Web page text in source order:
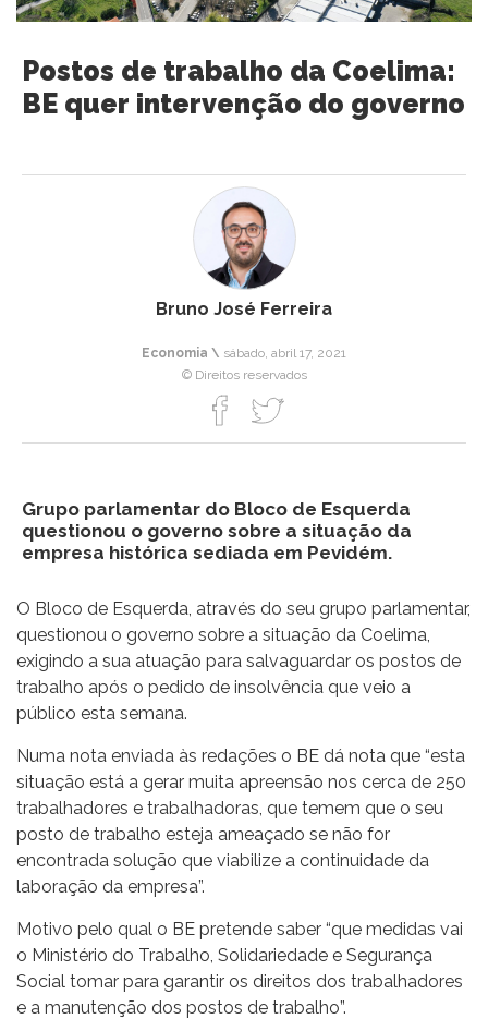
Postos de trabalho da Coelima:
BE quer intervenção do governo
Bruno José Ferreira
Economia \ sábado, abril 17, 2021
© Direitos reservados
Grupo parlamentar do Bloco de Esquerda
questionou o governo sobre a situação da
empresa histórica sediada em Pevidém.
O Bloco de Esquerda, através do seu grupo parlamentar,
questionou o governo sobre a situação da Coelima,
exigindo a sua atuação para salvaguardar os postos de
trabalho após o pedido de insolvência que veio a
público esta semana.
Numa nota enviada às redações o BE dá nota que “esta
situação está a gerar muita apreensão nos cerca de 250
trabalhadores e trabalhadoras, que temem que o seu
posto de trabalho esteja ameaçado se não for
encontrada solução que viabilize a continuidade da
laboração da empresa”.
Motivo pelo qual o BE pretende saber “que medidas vai
o Ministério do Trabalho, Solidariedade e Segurança
Social tomar para garantir os direitos dos trabalhadores
e a manutenção dos postos de trabalho”.